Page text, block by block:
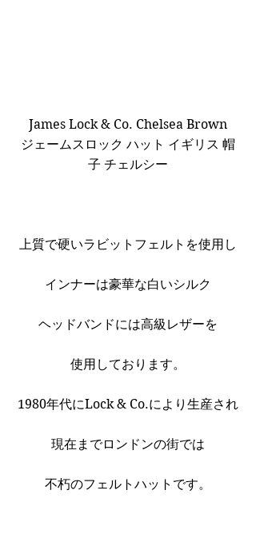
James Lock & Co. Chelsea Brown
ジェームスロック ハット イギリス 帽
子 チェルシー
上質で硬いラビットフェルトを使用し
インナーは豪華な白いシルク
ヘッドバンドには高級レザーを
使用しております。
1980年代にLock & Co.により生産され
現在までロンドンの街では
不朽のフェルトハットです。